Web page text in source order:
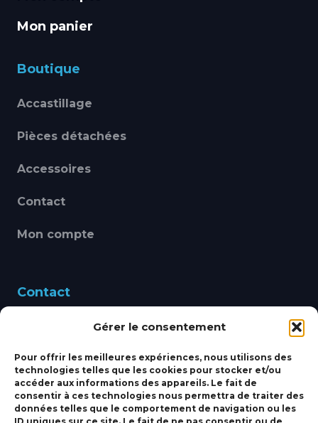
Gérer le consentement
Pour offrir les meilleures expériences, nous utilisons des
technologies telles que les cookies pour stocker et/ou
accéder aux informations des appareils. Le fait de
consentir à ces technologies nous permettra de traiter des
données telles que le comportement de navigation ou les
Mon panier
Boutique
Accastillage
Pièces détachées
Accessoires
Contact
Mon compte
Contact
460 Avenue Alain Le
bbsmarine@bbs-
marine.fr